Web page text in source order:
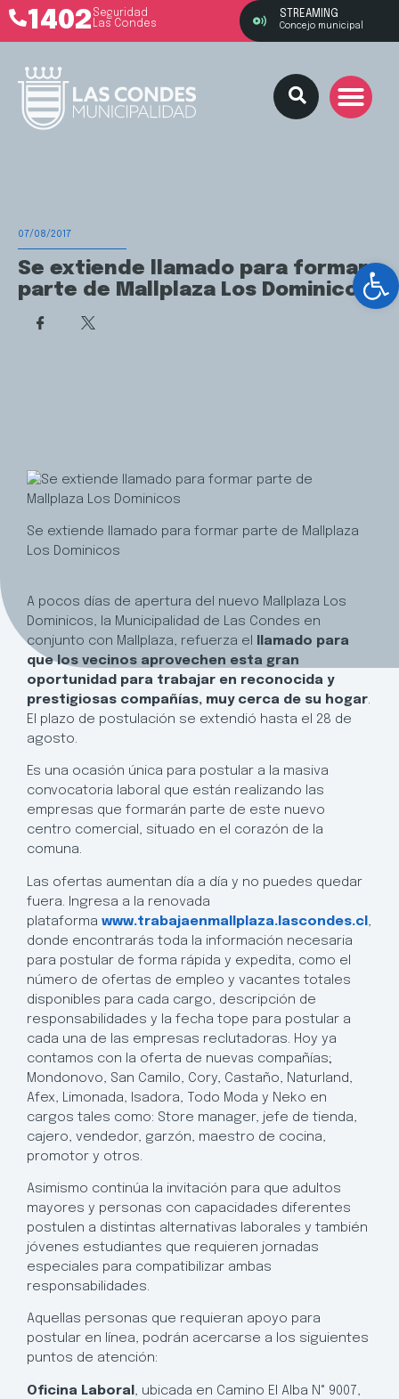
1402 Seguridad
Las Condes
STREAMING
Concejo municipal
07/08/2017
Se extiende llamado para formar
parte de Mallplaza Los Dominicos
Se extiende llamado para formar parte de Mallplaza
Los Dominicos
A pocos días de apertura del nuevo Mallplaza Los
Dominicos, la Municipalidad de Las Condes en
conjunto con Mallplaza, refuerza el
llamado para
que los vecinos aprovechen esta gran
oportunidad para trabajar en reconocida y
prestigiosas compañías, muy cerca de su hogar.
El plazo de postulación se extendió hasta el 28 de
agosto.
Es una ocasión única para postular a la masiva
convocatoria laboral que están realizando las
empresas que formarán parte de este nuevo
centro comercial, situado en el corazón de la
comuna.
Las ofertas aumentan día a día y no puedes quedar
fuera. Ingresa a la renovada
plataforma www.trabajaenmallplaza.lascondes.cl ,
donde encontrarás toda la información necesaria
para postular de forma rápida y expedita, como el
número de ofertas de empleo y vacantes totales
disponibles para cada cargo, descripción de
responsabilidades y la fecha tope para postular a
cada una de las empresas reclutadoras. Hoy ya
contamos con la oferta de nuevas compañías;
Mondonovo, San Camilo, Cory, Castaño, Naturland,
Afex, Limonada, Isadora, Todo Moda y Neko en
cargos tales como: Store manager, jefe de tienda,
cajero, vendedor, garzón, maestro de cocina,
promotor y otros.
Asimismo continúa la invitación para que adultos
mayores y personas con capacidades diferentes
postulen a distintas alternativas laborales y también
jóvenes estudiantes que requieren jornadas
especiales para compatibilizar ambas
responsabilidades.
Aquellas personas que requieran apoyo para
postular en línea, podrán acercarse a los siguientes
puntos de atención:
Oficina Laboral , ubicada en Camino El Alba N° 9007,